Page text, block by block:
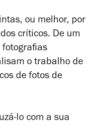
ou melhor, por
críticos. De um
fotografias
o trabalho de
de fotos de
lo com a sua